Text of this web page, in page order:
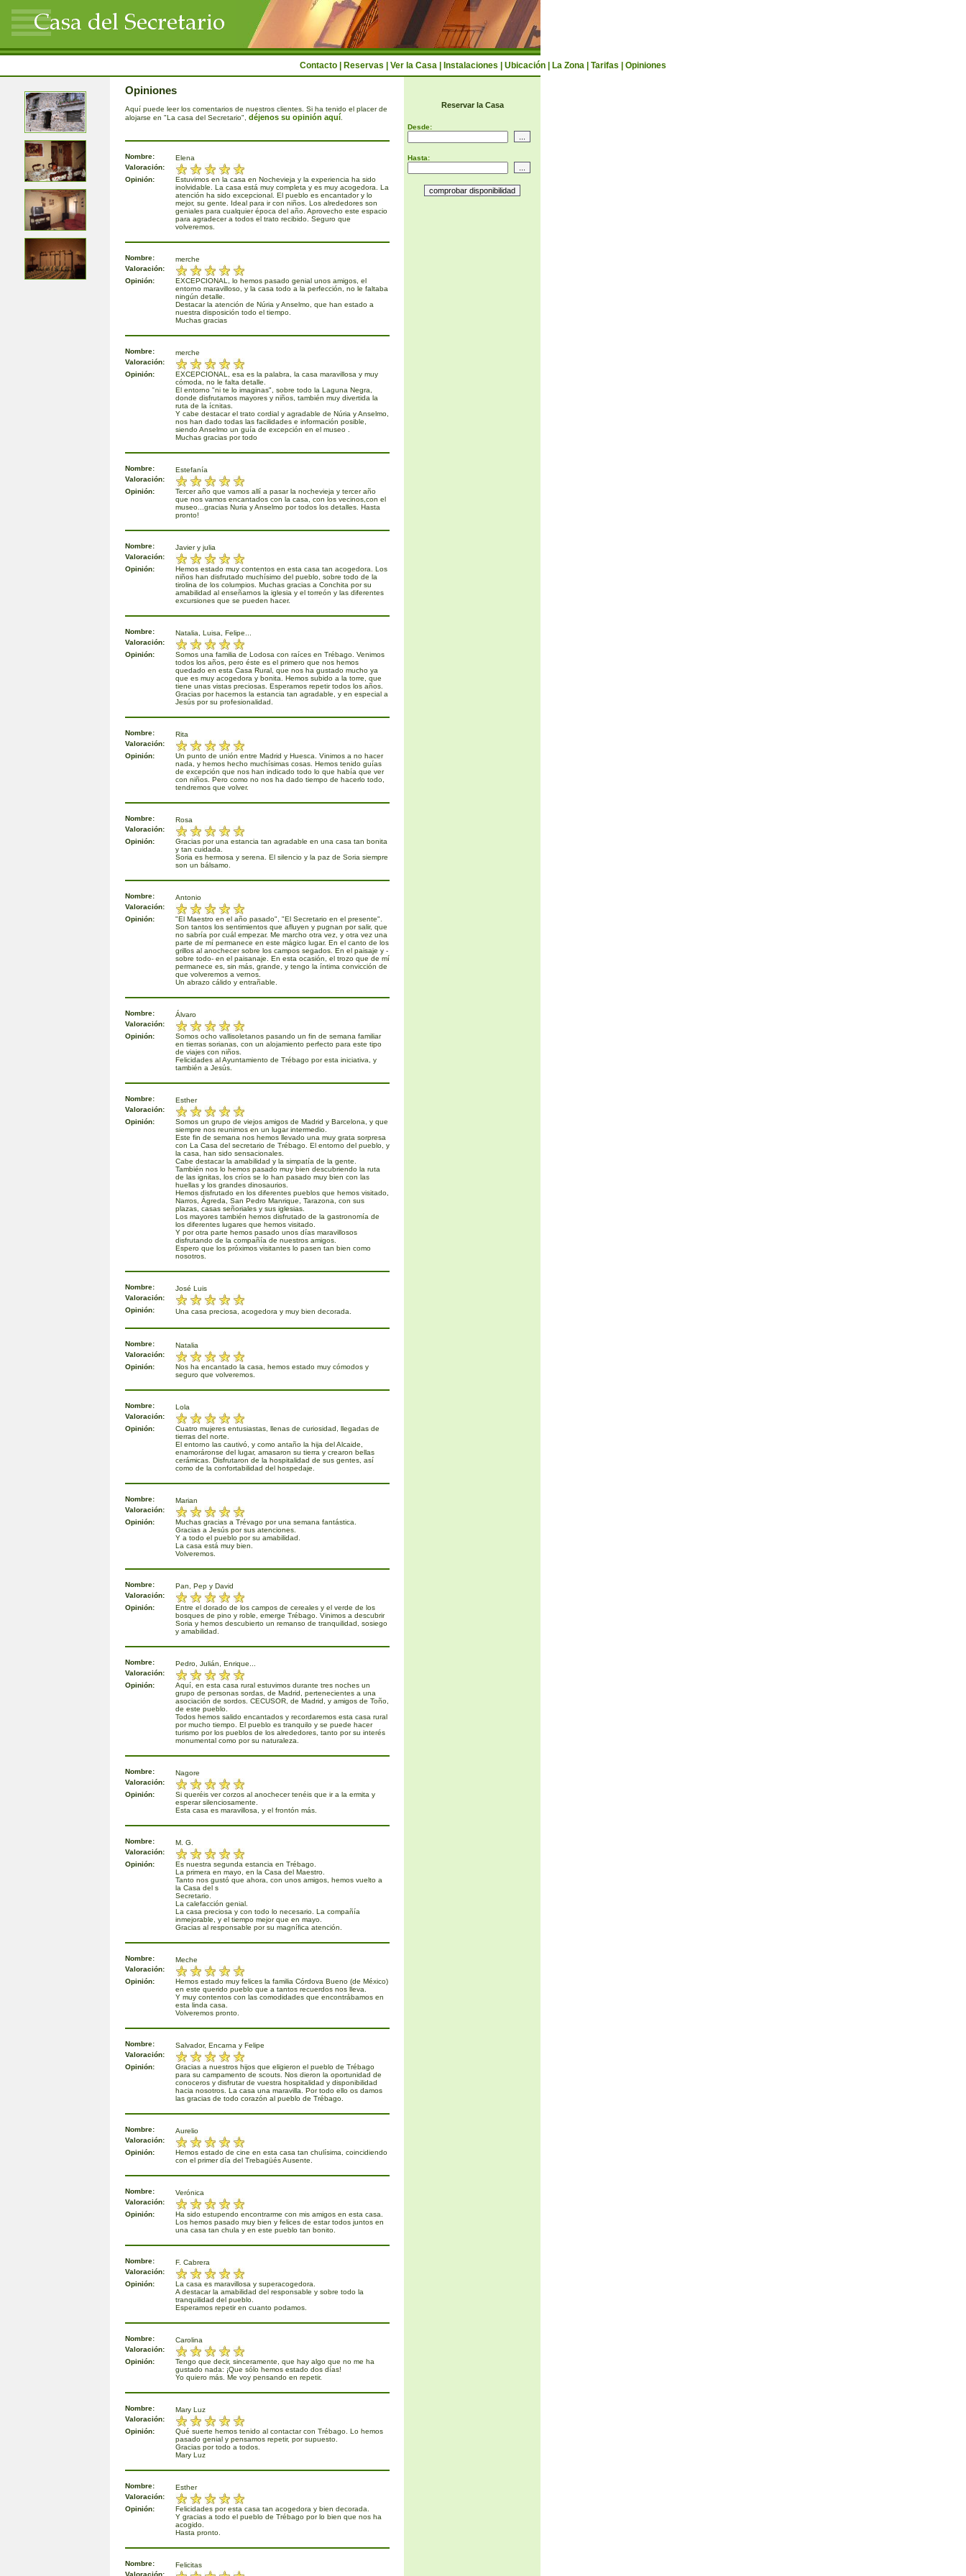
Contacto Reservas Ver la Casa Instalaciones Ubicación La Zona Tarifas Opiniones
Opiniones
Aquí puede leer los comentarios de nuestros clientes. Si ha tenido el placer de
alojarse en "La casa del Secretario", déjenos su opinión aquí.
Nombre:
Elena
Valoración:
Opinión:
Estuvimos en la casa en Nochevieja y la experiencia ha sido
inolvidable. La casa está muy completa y es muy acogedora. La
atención ha sido excepcional. El pueblo es encantador y lo
mejor, su gente. Ideal para ir con niños. Los alrededores son
geniales para cualquier época del año. Aprovecho este espacio
para agradecer a todos el trato recibido. Seguro que
volveremos.
Nombre:
merche
Valoración:
Opinión:
EXCEPCIONAL, lo hemos pasado genial unos amigos, el
entorno maravilloso, y la casa todo a la perfección, no le faltaba
ningún detalle.
Destacar la atención de Núria y Anselmo, que han estado a
nuestra disposición todo el tiempo.
Muchas gracias
Nombre:
merche
Valoración:
Opinión:
EXCEPCIONAL, esa es la palabra, la casa maravillosa y muy
cómoda, no le falta detalle.
El entorno "ni te lo imaginas", sobre todo la Laguna Negra,
donde disfrutamos mayores y niños, también muy divertida la
ruta de la ícnitas.
Y cabe destacar el trato cordial y agradable de Núria y Anselmo,
nos han dado todas las facilidades e información posible,
siendo Anselmo un guía de excepción en el museo .
Muchas gracias por todo
Nombre:
Estefanía
Valoración:
Opinión:
Tercer año que vamos allí a pasar la nochevieja y tercer año
que nos vamos encantados con la casa, con los vecinos,con el
museo...gracias Nuria y Anselmo por todos los detalles. Hasta
pronto!
Nombre:
Javier y julia
Valoración:
Opinión:
Hemos estado muy contentos en esta casa tan acogedora. Los
niños han disfrutado muchísimo del pueblo, sobre todo de la
tirolina de los columpios. Muchas gracias a Conchita por su
amabilidad al enseñarnos la iglesia y el torreón y las diferentes
excursiones que se pueden hacer.
Nombre:
Natalia, Luisa, Felipe...
Valoración:
Opinión:
Somos una familia de Lodosa con raíces en Trébago. Venimos
todos los años, pero éste es el primero que nos hemos
quedado en esta Casa Rural, que nos ha gustado mucho ya
que es muy acogedora y bonita. Hemos subido a la torre, que
tiene unas vistas preciosas. Esperamos repetir todos los años.
Gracias por hacernos la estancia tan agradable, y en especial a
Jesús por su profesionalidad.
Nombre:
Rita
Valoración:
Opinión:
Un punto de unión entre Madrid y Huesca. Vinimos a no hacer
nada, y hemos hecho muchísimas cosas. Hemos tenido guías
de excepción que nos han indicado todo lo que había que ver
con niños. Pero como no nos ha dado tiempo de hacerlo todo,
tendremos que volver.
Nombre:
Rosa
Valoración:
Opinión:
Gracias por una estancia tan agradable en una casa tan bonita
y tan cuidada.
Soria es hermosa y serena. El silencio y la paz de Soria siempre
son un bálsamo.
Nombre:
Antonio
Valoración:
Opinión:
"El Maestro en el año pasado", "El Secretario en el presente".
Son tantos los sentimientos que afluyen y pugnan por salir, que
no sabría por cuál empezar. Me marcho otra vez, y otra vez una
parte de mí permanece en este mágico lugar. En el canto de los
grillos al anochecer sobre los campos segados. En el paisaje y -
sobre todo- en el paisanaje. En esta ocasión, el trozo que de mí
permanece es, sin más, grande, y tengo la íntima convicción de
que volveremos a vernos.
Un abrazo cálido y entrañable.
Nombre:
Álvaro
Valoración:
Opinión:
Somos ocho vallisoletanos pasando un fin de semana familiar
en tierras sorianas, con un alojamiento perfecto para este tipo
de viajes con niños.
Felicidades al Ayuntamiento de Trébago por esta iniciativa, y
también a Jesús.
Nombre:
Esther
Valoración:
Opinión:
Somos un grupo de viejos amigos de Madrid y Barcelona, y que
siempre nos reunimos en un lugar intermedio.
Este fin de semana nos hemos llevado una muy grata sorpresa
con La Casa del secretario de Trébago. El entorno del pueblo, y
la casa, han sido sensacionales.
Cabe destacar la amabilidad y la simpatía de la gente.
También nos lo hemos pasado muy bien descubriendo la ruta
de las ignitas, los críos se lo han pasado muy bien con las
huellas y los grandes dinosaurios.
Hemos disfrutado en los diferentes pueblos que hemos visitado,
Narros, Ágreda, San Pedro Manrique, Tarazona, con sus
plazas, casas señoriales y sus iglesias.
Los mayores también hemos disfrutado de la gastronomía de
los diferentes lugares que hemos visitado.
Y por otra parte hemos pasado unos días maravillosos
disfrutando de la compañía de nuestros amigos.
Espero que los próximos visitantes lo pasen tan bien como
nosotros.
Nombre:
José Luis
Valoración:
Opinión:
Una casa preciosa, acogedora y muy bien decorada.
Nombre:
Natalia
Valoración:
Opinión:
Nos ha encantado la casa, hemos estado muy cómodos y
seguro que volveremos.
Nombre:
Lola
Valoración:
Opinión:
Cuatro mujeres entusiastas, llenas de curiosidad, llegadas de
tierras del norte.
El entorno las cautivó, y como antaño la hija del Alcaide,
enamoráronse del lugar, amasaron su tierra y crearon bellas
cerámicas. Disfrutaron de la hospitalidad de sus gentes, así
como de la confortabilidad del hospedaje.
Nombre:
Marian
Valoración:
Opinión:
Muchas gracias a Trévago por una semana fantástica.
Gracias a Jesús por sus atenciones.
Y a todo el pueblo por su amabilidad.
La casa está muy bien.
Volveremos.
Nombre:
Pan, Pep y David
Valoración:
Opinión:
Entre el dorado de los campos de cereales y el verde de los
bosques de pino y roble, emerge Trébago. Vinimos a descubrir
Soria y hemos descubierto un remanso de tranquilidad, sosiego
y amabilidad.
Nombre:
Pedro, Julián, Enrique...
Valoración:
Opinión:
Aquí, en esta casa rural estuvimos durante tres noches un
grupo de personas sordas, de Madrid, pertenecientes a una
asociación de sordos. CECUSOR, de Madrid, y amigos de Toño,
de este pueblo.
Todos hemos salido encantados y recordaremos esta casa rural
por mucho tiempo. El pueblo es tranquilo y se puede hacer
turismo por los pueblos de los alrededores, tanto por su interés
monumental como por su naturaleza.
Nombre:
Nagore
Valoración:
Opinión:
Si queréis ver corzos al anochecer tenéis que ir a la ermita y
esperar silenciosamente.
Esta casa es maravillosa, y el frontón más.
Nombre:
M. G.
Valoración:
Opinión:
Es nuestra segunda estancia en Trébago.
La primera en mayo, en la Casa del Maestro.
Tanto nos gustó que ahora, con unos amigos, hemos vuelto a
la Casa del s
Secretario.
La calefacción genial.
La casa preciosa y con todo lo necesario. La compañía
inmejorable, y el tiempo mejor que en mayo.
Gracias al responsable por su magnífica atención.
Nombre:
Meche
Valoración:
Opinión:
Hemos estado muy felices la familia Córdova Bueno (de México)
en este querido pueblo que a tantos recuerdos nos lleva.
Y muy contentos con las comodidades que encontrábamos en
esta linda casa.
Volveremos pronto.
Nombre:
Salvador, Encarna y Felipe
Valoración:
Opinión:
Gracias a nuestros hijos que eligieron el pueblo de Trébago
para su campamento de scouts. Nos dieron la oportunidad de
conoceros y disfrutar de vuestra hospitalidad y disponibilidad
hacia nosotros. La casa una maravilla. Por todo ello os damos
las gracias de todo corazón al pueblo de Trébago.
Nombre:
Aurelio
Valoración:
Opinión:
Hemos estado de cine en esta casa tan chulísima, coincidiendo
con el primer día del Trebagüés Ausente.
Nombre:
Verónica
Valoración:
Opinión:
Ha sido estupendo encontrarme con mis amigos en esta casa.
Los hemos pasado muy bien y felices de estar todos juntos en
una casa tan chula y en este pueblo tan bonito.
Nombre:
F. Cabrera
Valoración:
Opinión:
La casa es maravillosa y superacogedora.
A destacar la amabilidad del responsable y sobre todo la
tranquilidad del pueblo.
Esperamos repetir en cuanto podamos.
Nombre:
Carolina
Valoración:
Opinión:
Tengo que decir, sinceramente, que hay algo que no me ha
gustado nada: ¡Que sólo hemos estado dos días!
Yo quiero más. Me voy pensando en repetir.
Nombre:
Mary Luz
Valoración:
Opinión:
Qué suerte hemos tenido al contactar con Trébago. Lo hemos
pasado genial y pensamos repetir, por supuesto.
Gracias por todo a todos.
Mary Luz
Nombre:
Esther
Valoración:
Opinión:
Felicidades por esta casa tan acogedora y bien decorada.
Y gracias a todo el pueblo de Trébago por lo bien que nos ha
acogido.
Hasta pronto.
Nombre:
Felicitas
Reservar la Casa
Desde:
Hasta: